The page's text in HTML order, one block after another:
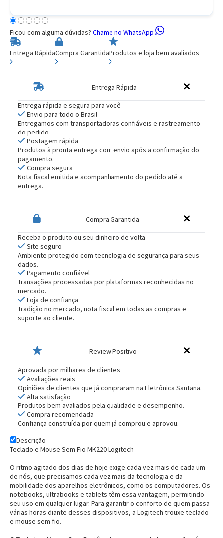
Ficou com alguma dúvidas? Chame no WhatsApp
Entrega RápidaCompra GarantidaProdutos e loja bem avaliados
Entrega Rápida
Entrega rápida e segura para você
Envio para todo o Brasil
Entregamos com transportadoras confiáveis e rastreamento
do pedido.
Postagem rápida
Produtos à pronta entrega com envio após a confirmação do
pagamento.
Compra segura
Nota fiscal emitida e acompanhamento do pedido até a
entrega.
Compra Garantida
Receba o produto ou seu dinheiro de volta
Site seguro
Ambiente protegido com tecnologia de segurança para seus
dados.
Pagamento confiável
Transações processadas por plataformas reconhecidas no
mercado.
Loja de confiança
Tradição no mercado, nota fiscal em todas as compras e
suporte ao cliente.
Review Positivo
Aprovada por milhares de clientes
Avaliações reais
Opiniões de clientes que já compraram na Eletrônica Santana.
Alta satisfação
Produtos bem avaliados pela qualidade e desempenho.
Compra recomendada
Confiança construída por quem já comprou e aprovou.
Descrição
Teclado e Mouse Sem Fio MK220 Logitech
O ritmo agitado dos dias de hoje exige cada vez mais de cada um
de nós, que precisamos cada vez mais da tecnologia e da
mobilidade dos aparelhos eletrônicos, como os computadores. Os
notebooks, ultrabooks e tablets têm essa vantagem, permitindo
seu uso em qualquer lugar. Para garantir o conforto de quem passa
várias horas diante desses dispositivos, a Logitech trouxe teclado
e mouse sem fio.